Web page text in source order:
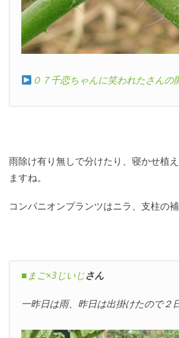
０７千恋ちゃんに笑われたさんの
雨除け有り無しで分けたり、寝かせ植
ますね。
コンパニオンプランツはニラ、支柱の
■まご×3じいじさん
一昨日は雨、昨日は出掛けたので２